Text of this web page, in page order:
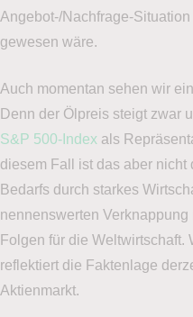
Angebot-/Nachfrage-
gewesen wäre.
Auch momentan sehen wir
Denn der Ölpreis steigt zwar
S&P 500-Index als
diesem Fall ist das aber
Bedarfs durch starkes
nennenswerten
Folgen für die Weltwirtschaft.
reflektiert die Faktenlage
Aktienmarkt.